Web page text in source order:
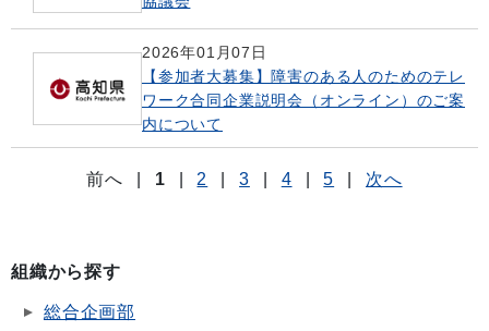
2026年01月07日
【参加者大募集】障害のある人のためのテレ
ワーク合同企業説明会（オンライン）のご案
内について
前へ 1 2 3 4 5 次へ
組織から探す
総合企画部